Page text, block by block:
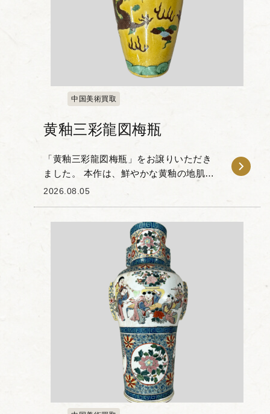
中国美術買取
黄釉三彩龍図梅瓶
「黄釉三彩龍図梅瓶」をお譲りいただき
ました。 本作は、鮮やかな黄釉の地肌
に、龍の姿や霊芝雲文（れいしぐもも
2026.08.05